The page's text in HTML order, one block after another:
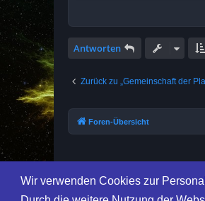
Wir verwenden Cookies zur
Antworten
Zurück zu „Gemeinschaft der
Foren-Übersicht